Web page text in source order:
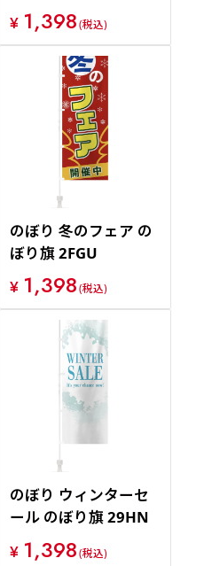
¥ 1,398(税込)
のぼり 冬のフェア の
ぼり旗 2FGU
¥ 1,398(税込)
のぼり ウィンターセ
ール のぼり旗 29HN
¥ 1,398(税込)